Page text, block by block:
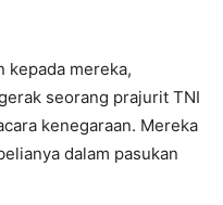
kepada mereka,
seorang prajurit TNI
kenegaraan. Mereka
dalam pasukan